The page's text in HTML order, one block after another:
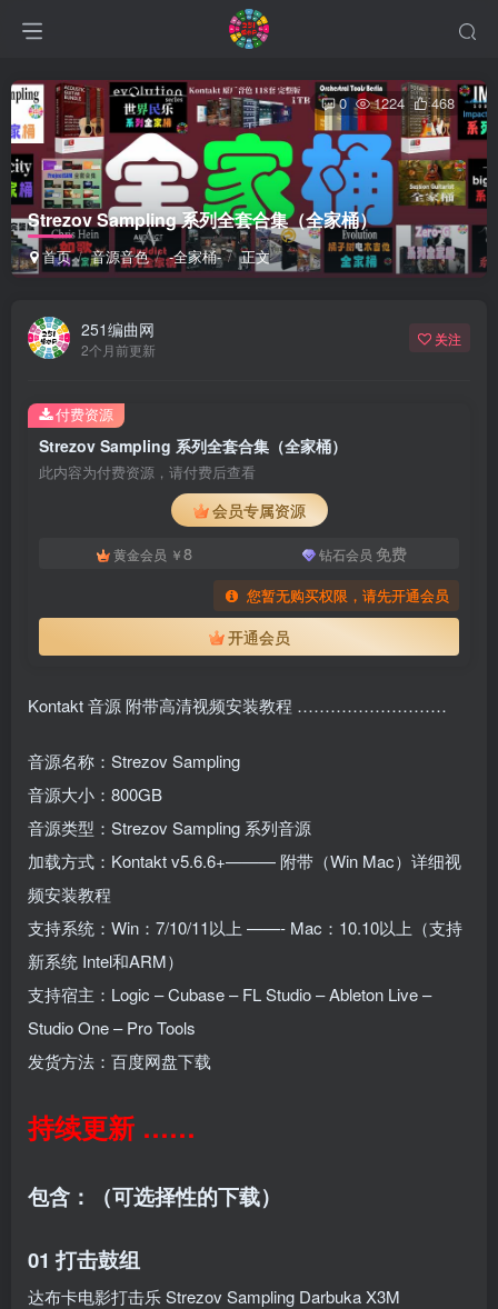
Strezov Sampling 系列全套合集（全家桶）
首页 音源音色 -全家桶- 正文
0 1224 468
251编曲网
2个月前更新
关注
Strezov Sampling 系列全套合集（全家桶）
此内容为付费资源，请付费后查看
会员专属资源
黄金会员 ￥8 钻石会员 免费
您暂无购买权限，请先开通会员
开通会员
付费资源
Kontakt 音源 附带高清视频安装教程 ………………………
音源名称：Strezov Sampling
音源大小：800GB
音源类型：Strezov Sampling 系列音源
加载方式：Kontakt v5.6.6+——— 附带（Win Mac）详细视
频安装教程
支持系统：Win：7/10/11以上 ——- Mac：10.10以上（支持
新系统 Intel和ARM）
支持宿主：Logic – Cubase – FL Studio – Ableton Live –
Studio One – Pro Tools
发货方法：百度网盘下载
持续更新 ……
包含：（可选择性的下载）
01 打击鼓组
达布卡电影打击乐 Strezov Sampling Darbuka X3M